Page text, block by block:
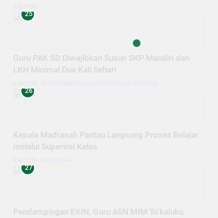
KANTOR
25
Guru PAK SD Diwajibkan Susun SKP Mandiri dan
LKH Minimal Dua Kali Sehari
KANTOR
26
Kepala Madrasah Pantau Langsung Proses Belajar
melalui Supervisi Kelas
KANTOR
27
Pendampingan EKIN, Guru ASN MIM To’kaluku